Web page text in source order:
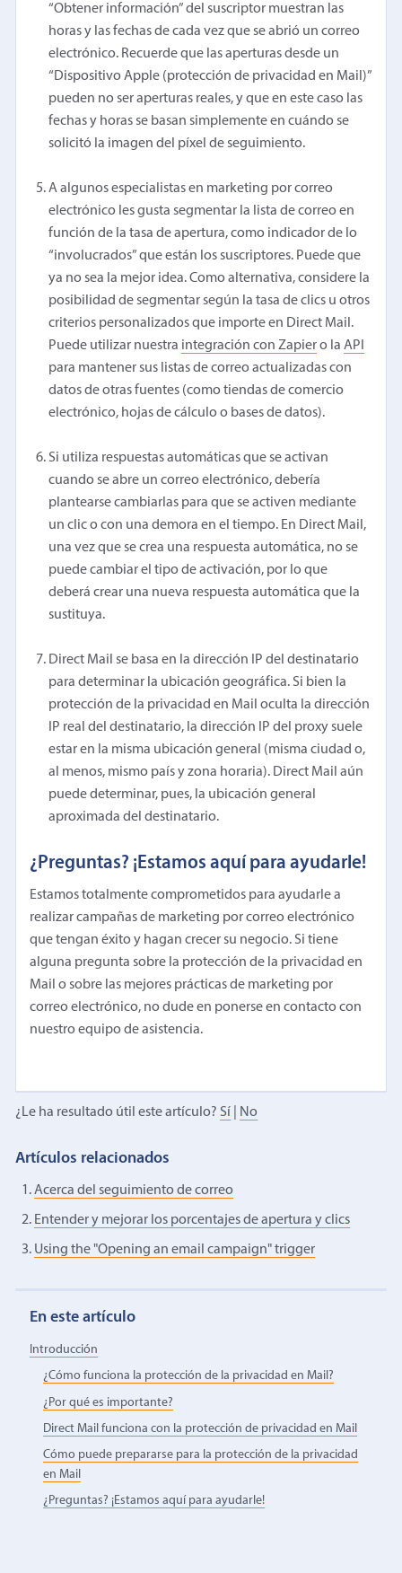
“Obtener información” del suscriptor muestran las
horas y las fechas de cada vez que se abrió un correo
electrónico. Recuerde que las aperturas desde un
“Dispositivo Apple (protección de privacidad en Mail)”
pueden no ser aperturas reales, y que en este caso las
fechas y horas se basan simplemente en cuándo se
solicitó la imagen del píxel de seguimiento.
A algunos especialistas en marketing por correo
electrónico les gusta segmentar la lista de correo en
función de la tasa de apertura, como indicador de lo
“involucrados” que están los suscriptores. Puede que
ya no sea la mejor idea. Como alternativa, considere la
posibilidad de segmentar según la tasa de clics u otros
criterios personalizados que importe en Direct Mail.
Puede utilizar nuestra integración con Zapiero laAPI
para mantener sus listas de correo actualizadas con
datos de otras fuentes (como tiendas de comercio
electrónico, hojas de cálculo o bases de datos).
Si utiliza respuestas automáticas que se activan
cuando se abre un correo electrónico, debería
plantearse cambiarlas para que se activen mediante
un clic o con una demora en el tiempo. En Direct Mail,
una vez que se crea una respuesta automática, no se
puede cambiar el tipo de activación, por lo que
deberá crear una nueva respuesta automática que la
sustituya.
Direct Mail se basa en la dirección IP del destinatario
para determinar la ubicación geográfica. Si bien la
protección de la privacidad en Mail oculta la dirección
IP real del destinatario, la dirección IP del proxy suele
estar en la misma ubicación general (misma ciudad o,
al menos, mismo país y zona horaria). Direct Mail aún
puede determinar, pues, la ubicación general
aproximada del destinatario.
¿Preguntas? ¡Estamos aquí para ayudarle!
Estamos totalmente comprometidos para ayudarle a
realizar campañas de marketing por correo electrónico
que tengan éxito y hagan crecer su negocio. Si tiene
alguna pregunta sobre la protección de la privacidad en
Mail o sobre las mejores prácticas de marketing por
correo electrónico, no dude en ponerse en contacto con
nuestro equipo de asistencia.
¿Le ha resultado útil este artículo? Sí No
Artículos relacionados
Acerca del seguimiento de correo
Entender y mejorar los porcentajes de apertura y clics
Using the "Opening an email campaign" trigger
En este artículo
Introducción
¿Cómo funciona la protección de la privacidad en Mail?
¿Por qué es importante?
Direct Mail funciona con la protección de privacidad en Mail
Cómo puede prepararse para la protección de la privacidad
en Mail
¿Preguntas? ¡Estamos aquí para ayudarle!